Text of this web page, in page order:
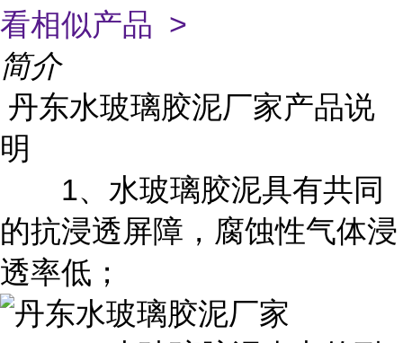
看相似产品 >
简介
丹东水玻璃胶泥厂家产品说
明
1、水玻璃胶泥具有共同
的抗浸透屏障，腐蚀性气体浸
透率低；